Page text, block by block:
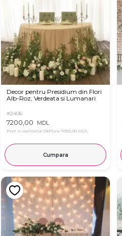
Decor pentru Presidium din Flori
Alb-Roz, Verdeata si Lumanari
#2406
7200,00 MDL
Pret in aplicatia OkFlora 7000,00 MDL
Cumpara